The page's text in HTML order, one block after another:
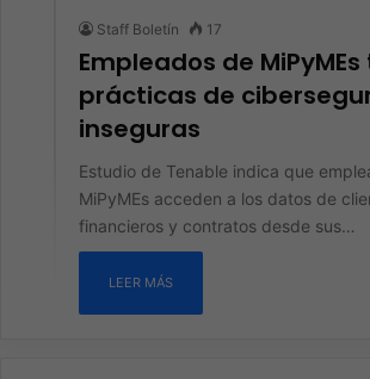
Staff Boletín 17
Empleados de
prácticas de
inseguras
Estudio de Tenable indica que
MiPyMEs acceden a los datos de
financieros y contratos desde sus…
LEER MÁS